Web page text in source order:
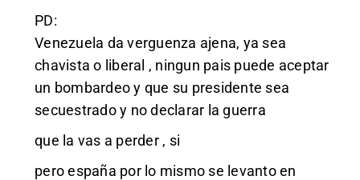
PD:
Venezuela da verguenza ajena, ya sea
chavista o liberal , ningun pais puede aceptar
un bombardeo y que su presidente sea
secuestrado y no declarar la guerra
que la vas a perder , si
pero españa por lo mismo se levanto en